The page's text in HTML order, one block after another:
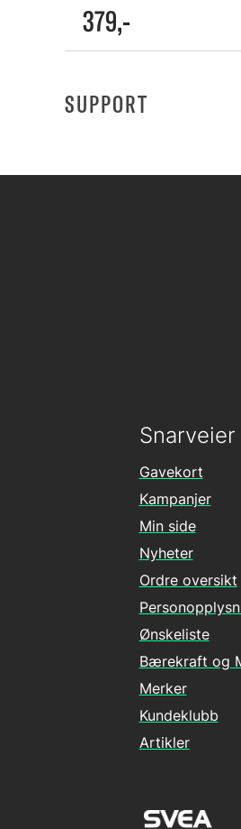
379,-
SUPPORT
Snarveier
Gavekort
Kampanjer
Min side
Nyheter
Ordre oversikt
Ønskeliste
Bærekraft og
Merker
Kundeklubb
Artikler